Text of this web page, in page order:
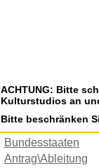
ACHTUNG: Bitte
Kulturstudios an
Bitte beschränken
Bundesstaaten
Antrag\Ableitung